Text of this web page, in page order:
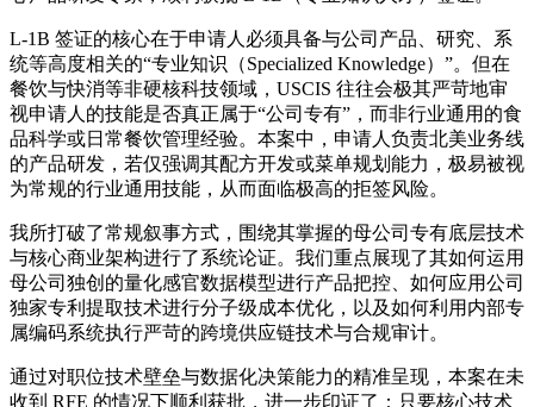
L-1B 签证的核心在于申请人必须具备与公司产品、研究、系
统等高度相关的“专业知识（Specialized Knowledge）”。但在
餐饮与快消等非硬核科技领域，USCIS 往往会极其严苛地审
视申请人的技能是否真正属于“公司专有”，而非行业通用的食
品科学或日常餐饮管理经验。本案中，申请人负责北美业务线
的产品研发，若仅强调其配方开发或菜单规划能力，极易被视
为常规的行业通用技能，从而面临极高的拒签风险。
我所打破了常规叙事方式，围绕其掌握的母公司专有底层技术
与核心商业架构进行了系统论证。我们重点展现了其如何运用
母公司独创的量化感官数据模型进行产品把控、如何应用公司
独家专利提取技术进行分子级成本优化，以及如何利用内部专
属编码系统执行严苛的跨境供应链技术与合规审计。
通过对职位技术壁垒与数据化决策能力的精准呈现，本案在未
收到 RFE 的情况下顺利获批，进一步印证了：只要核心技术